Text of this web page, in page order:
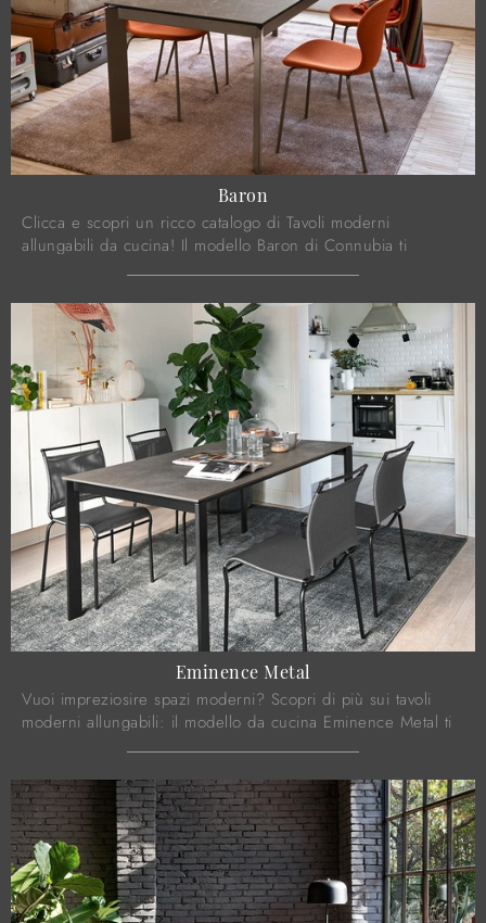
Baron
Clicca e scopri un ricco catalogo di Tavoli moderni
allungabili da cucina! Il modello Baron di Connubia ti
Eminence Metal
Vuoi impreziosire spazi moderni? Scopri di più sui tavoli
moderni allungabili: il modello da cucina Eminence Metal ti